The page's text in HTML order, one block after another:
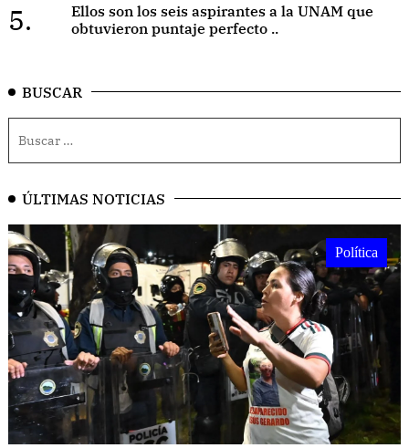
5.
Ellos son los seis aspirantes a la UNAM que
obtuvieron puntaje perfecto ..
BUSCAR
ÚLTIMAS NOTICIAS
Política